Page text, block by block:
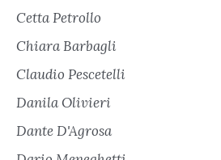
Cetta Petrollo
Chiara Barbagli
Claudio Pescetelli
Danila Olivieri
Dante D'Agrosa